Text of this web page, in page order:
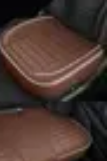
Cuidados de Plantas